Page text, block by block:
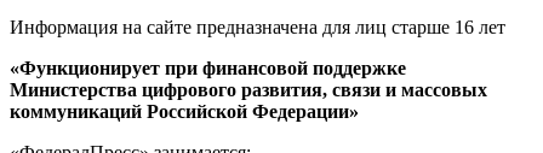
Информация на сайте предназначена для лиц старше 16 лет
«Функционирует при финансовой поддержке
Министерства цифрового развития, связи и массовых
коммуникаций Российской Федерации»